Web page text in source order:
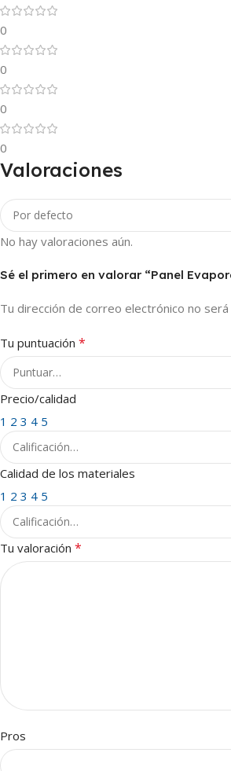
0
0
0
0
Valoraciones
No hay valoraciones aún.
Sé el primero en valorar “Panel
Tu dirección de correo electrónico no será
Tu puntuación *
Precio/calidad
1 2 3 4 5
Calidad de los materiales
1 2 3 4 5
Tu valoración *
Pros